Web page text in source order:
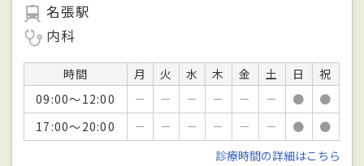
名張駅
内科
時間 月 火 水 木 金 土 日
祝
09:00～12:00
－ － － － － － ●
●
17:00～20:00
－ － － － － － ●
●
診療時間の詳細はこちら